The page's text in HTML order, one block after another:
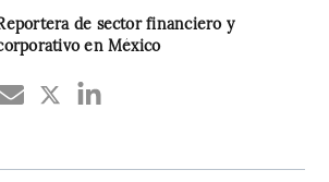
de sector financiero y
en México